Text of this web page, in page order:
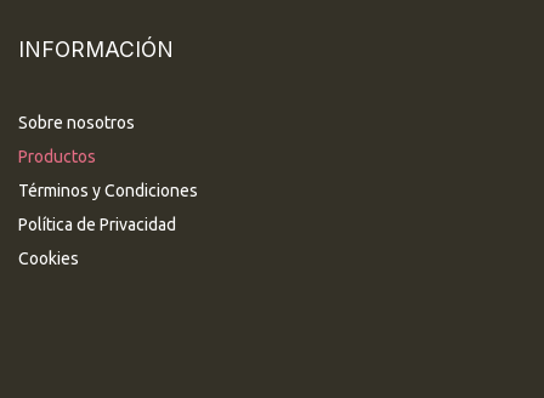
INFORMACIÓN
Sobre nosotros
Productos
Términos y Condiciones
Política de Privacidad
Cookies